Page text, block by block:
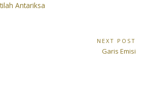
Antariksa
NEXT POST
Next
Garis Emisi